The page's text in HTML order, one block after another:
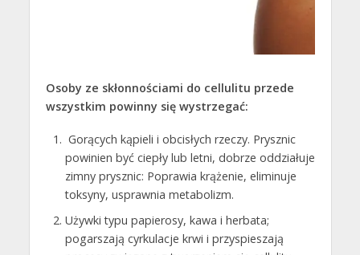
Osoby ze skłonnościami do cellulitu przede
wszystkim powinny się wystrzegać:
Gorących kąpieli i obcisłych rzeczy. Prysznic
powinien być ciepły lub letni, dobrze oddziałuje
zimny prysznic: Poprawia krążenie, eliminuje
toksyny, usprawnia metabolizm.
Używki typu papierosy, kawa i herbata;
pogarszają cyrkulacje krwi i przyspieszają